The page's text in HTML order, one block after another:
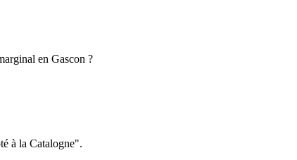
en Gascon ?
à la Catalogne".